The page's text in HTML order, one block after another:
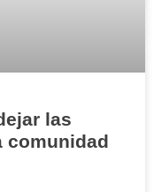
las
comunidad